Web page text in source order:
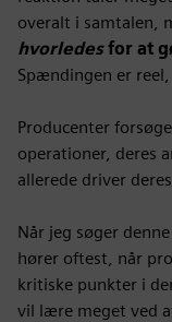
overalt i samtalen,
hvorledesfor at
Spændingen er
Producenter
operationer, deres
allerede driver
Når jeg søger
hører oftest, når
kritiske punkter i
vil lære meget ved